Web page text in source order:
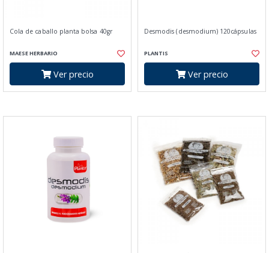
Cola de caballo planta bolsa 40gr
MAESE HERBARIO
Ver precio
Desmodis (desmodium) 120cápsulas
PLANTIS
Ver precio